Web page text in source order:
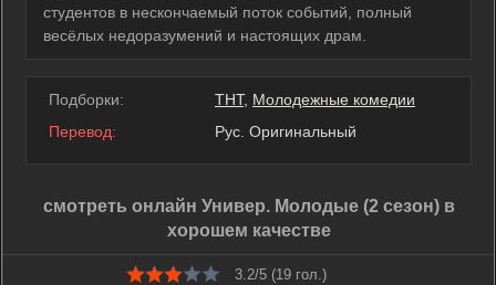
студентов в нескончаемый поток событий, полный
весёлых недоразумений и настоящих драм.
Подборки: ТНТ, Молодежные комедии
Перевод:
Рус. Оригинальный
смотреть онлайн Универ. Молодые (2 сезон) в
хорошем качестве
3.2/5 (19 гол.)